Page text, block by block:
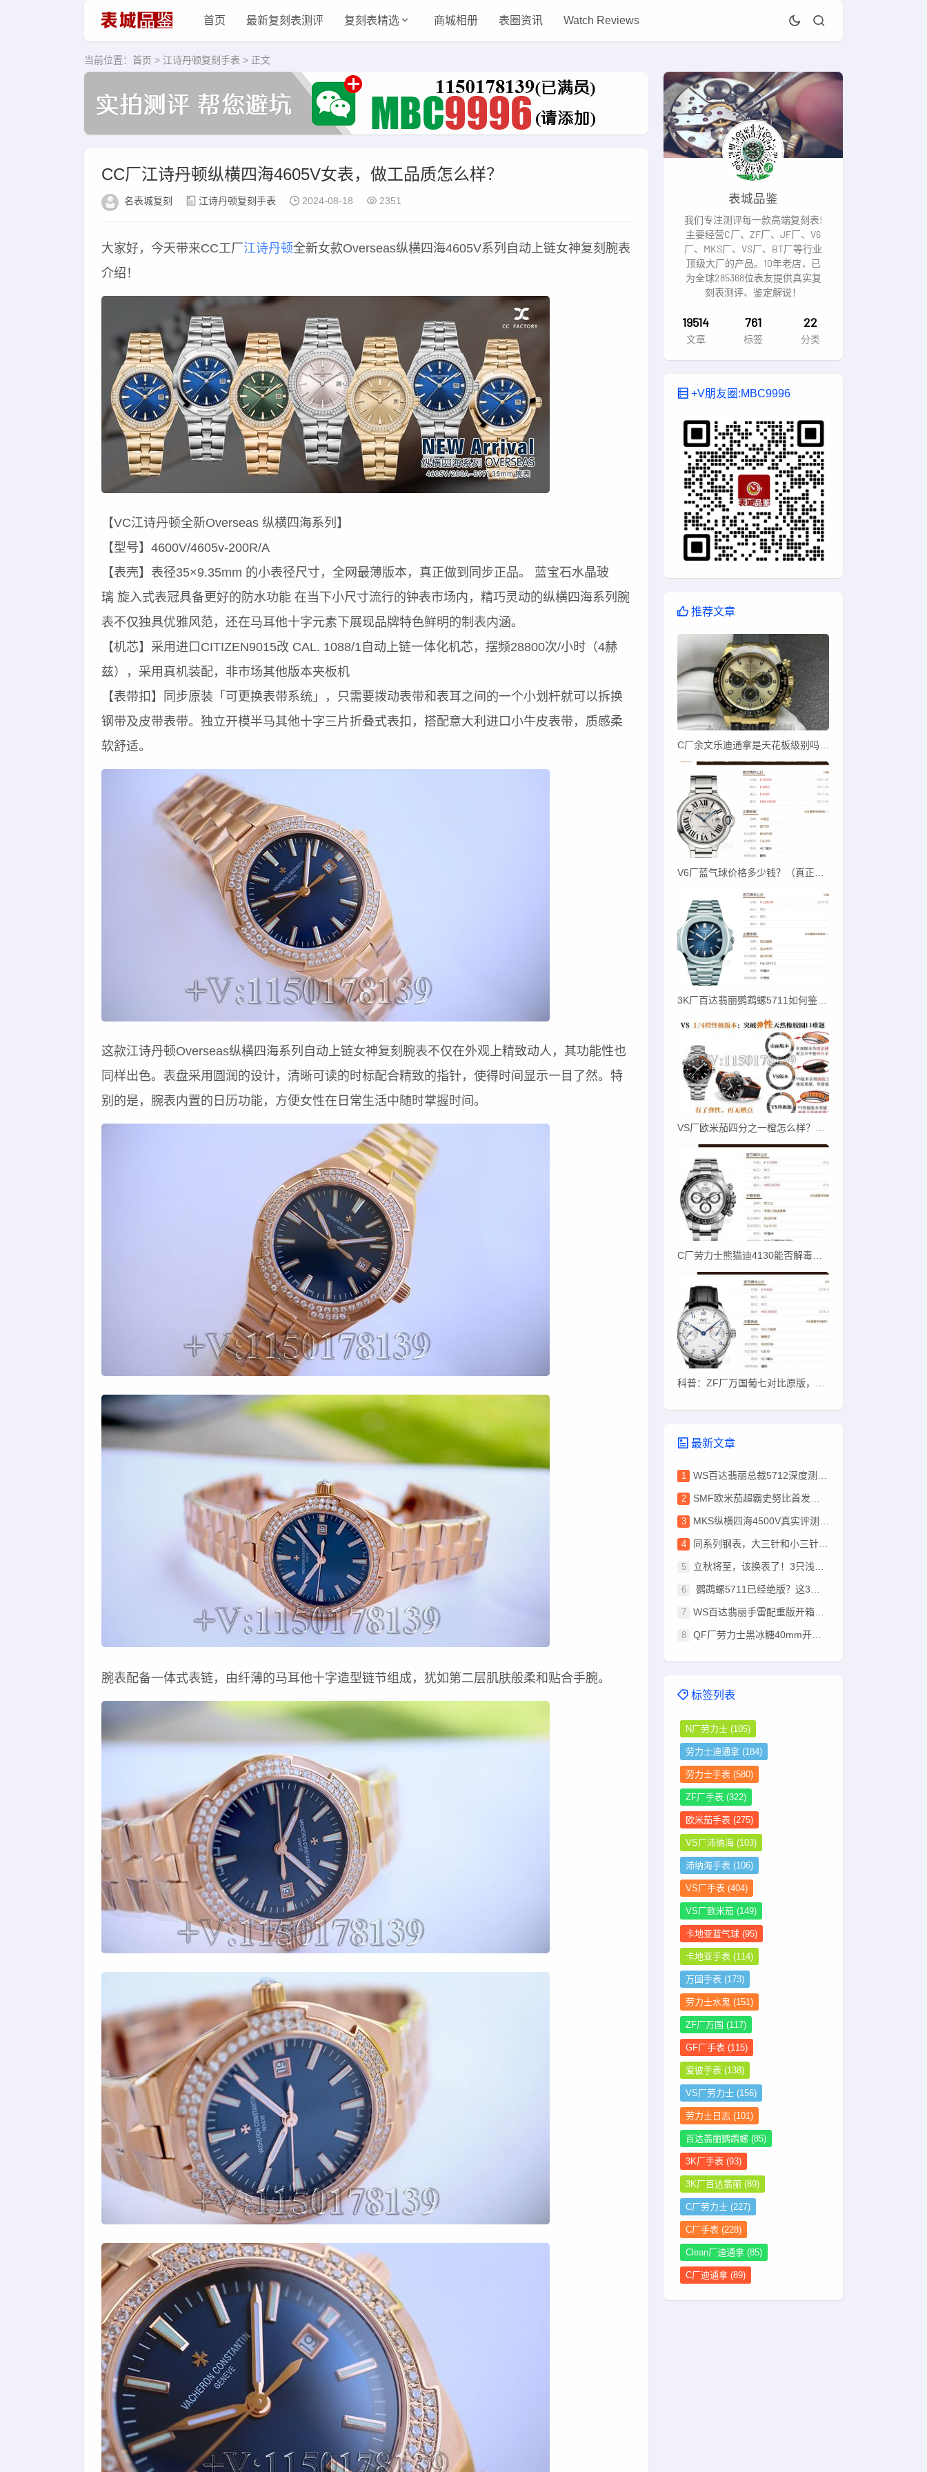
首页 最新复刻表测评 复刻表精选 商城相册 表圈资讯 Watch Reviews
当前位置： 首页 > 江诗丹顿复刻手表 > 正文
CC厂江诗丹顿纵横四海4605V女表，做工品质怎么样？
名表城复刻 江诗丹顿复刻手表 2024-08-18 2351
大家好，今天带来CC工厂 江诗丹顿全新女款Overseas纵横四海4605V系列自动上链女神复刻腕表
介绍！
【VC江诗丹顿全新Overseas 纵横四海系列】
【型号】4600V/4605v-200R/A
【表壳】表径35×9.35mm 的小表径尺寸，全网最薄版本，真正做到同步正品。 蓝宝石水晶玻
璃 旋入式表冠具备更好的防水功能 在当下小尺寸流行的钟表市场内，精巧灵动的纵横四海系列腕
表不仅独具优雅风范，还在马耳他十字元素下展现品牌特色鲜明的制表内涵。
【机芯】采用进口CITIZEN9015改 CAL. 1088/1自动上链一体化机芯，摆频28800次/小时（4赫
兹），采用真机装配，非市场其他版本夹板机
【表带扣】同步原装「可更换表带系统」，只需要拨动表带和表耳之间的一个小划杆就可以拆换
钢带及皮带表带。独立开模半马其他十字三片折叠式表扣，搭配意大利进口小牛皮表带，质感柔
软舒适。
这款江诗丹顿Overseas纵横四海系列自动上链女神复刻腕表不仅在外观上精致动人，其功能性也
同样出色。表盘采用圆润的设计，清晰可读的时标配合精致的指针，使得时间显示一目了然。特
别的是，腕表内置的日历功能，方便女性在日常生活中随时掌握时间。
腕表配备一体式表链，由纤薄的马耳他十字造型链节组成，犹如第二层肌肤般柔和贴合手腕。
表城品鉴
我们专注测评每一款高端复刻表!
主要经营C厂、ZF厂、JF厂、V6
厂、MKS厂、VS厂、BT厂等行业
顶级大厂的产品。10年老店，已
为全球285368位表友提供真实复
刻表测评、鉴定解说！
19514
文章
761
标签
22
分类
+V朋友圈:MBC9996
推荐文章
最新文章
WS百达翡丽总裁5712深度测评，盘面色泽完爆PPF
SMF欧米茄超霸史努比首发实测！唯一对版盘面+ST19改3861
MKS纵横四海4500V真实评测：机芯稳、刻字深、性价比高
同系列钢表，大三针和小三针差10万？这10万到底花哪了？
立秋将至，该换表了！3只浅棕盘腕表推荐：总有一款适合你
鹦鹉螺5711已经绝版？这3只豪华运动表，戴出去同样有排面！
WS百达翡丽手雷配重版开箱：330机芯+停秒功能超越其他版本
QF厂劳力士黑冰糖40mm开箱：钨钢配重+狗牙圈，这分量太足了
标签列表
N厂劳力士 (105)
劳力士迪通拿 (184)
劳力士手表 (580)
ZF厂手表 (322)
欧米茄手表 (275)
VS厂沛纳海 (103)
沛纳海手表 (106)
VS厂手表 (404)
VS厂欧米茄 (149)
卡地亚蓝气球 (95)
卡地亚手表 (114)
万国手表 (173)
劳力士水鬼 (151)
ZF厂万国 (117)
GF厂手表 (115)
爱彼手表 (138)
VS厂劳力士 (156)
劳力士日志 (101)
百达翡丽鹦鹉螺 (85)
3K厂手表 (93)
3K厂百达翡丽 (89)
C厂劳力士 (227)
C厂手表 (228)
Clean厂迪通拿 (85)
C厂迪通拿 (89)